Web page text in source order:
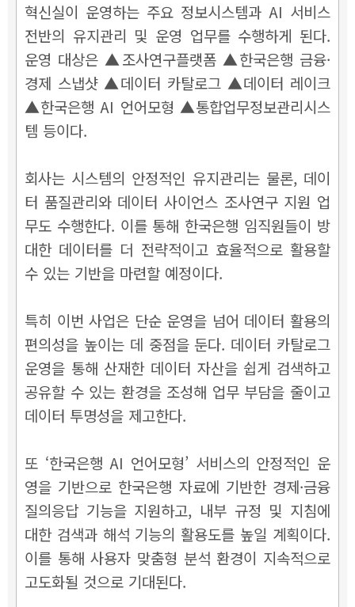
혁신실이 운영하는 주요 정보시스템과 AI 서비스
전반의 유지관리 및 운영 업무를 수행하게 된다.
운영 대상은 ▲조사연구플랫폼 ▲한국은행 금융·
경제 스냅샷 ▲데이터 카탈로그 ▲데이터 레이크
▲한국은행 AI 언어모형 ▲통합업무정보관리시스
템 등이다.
회사는 시스템의 안정적인 유지관리는 물론, 데이
터 품질관리와 데이터 사이언스 조사연구 지원 업
무도 수행한다. 이를 통해 한국은행 임직원들이 방
대한 데이터를 더 전략적이고 효율적으로 활용할
수 있는 기반을 마련할 예정이다.
특히 이번 사업은 단순 운영을 넘어 데이터 활용의
편의성을 높이는 데 중점을 둔다. 데이터 카탈로그
운영을 통해 산재한 데이터 자산을 쉽게 검색하고
공유할 수 있는 환경을 조성해 업무 부담을 줄이고
데이터 투명성을 제고한다.
또 ‘한국은행 AI 언어모형’ 서비스의 안정적인 운
영을 기반으로 한국은행 자료에 기반한 경제·금융
질의응답 기능을 지원하고, 내부 규정 및 지침에
대한 검색과 해석 기능의 활용도를 높일 계획이다.
이를 통해 사용자 맞춤형 분석 환경이 지속적으로
고도화될 것으로 기대된다.